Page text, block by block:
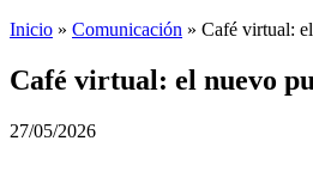
Inicio » Comunicación » Café virtual:
Café virtual: el nuevo
27/05/2026